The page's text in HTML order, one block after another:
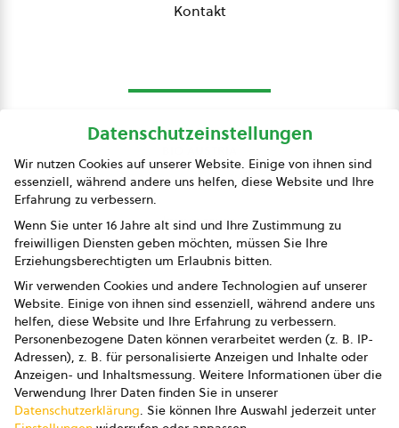
Kontakt
Presse
Impressum
Datenschutz
AGB
AGB Marketing GmbH
AGB Bildung
Newsletter
Datenschutzeinstellungen
Wir nutzen Cookies auf unserer Website. Einige von ihnen sind
essenziell, während andere uns helfen, diese Website und Ihre
Erfahrung zu verbessern.
Wenn Sie unter 16 Jahre alt sind und Ihre Zustimmung zu
freiwilligen Diensten geben möchten, müssen Sie Ihre
Erziehungsberechtigten um Erlaubnis bitten.
Wir verwenden Cookies und andere Technologien auf unserer
Website. Einige von ihnen sind essenziell, während andere uns
helfen, diese Website und Ihre Erfahrung zu verbessern.
Personenbezogene Daten können verarbeitet werden (z. B. IP-
Adressen), z. B. für personalisierte Anzeigen und Inhalte oder
Anzeigen- und Inhaltsmessung. Weitere Informationen über die
Verwendung Ihrer Daten finden Sie in unserer
Datenschutzerklärung. Sie können Ihre Auswahl jederzeit unter